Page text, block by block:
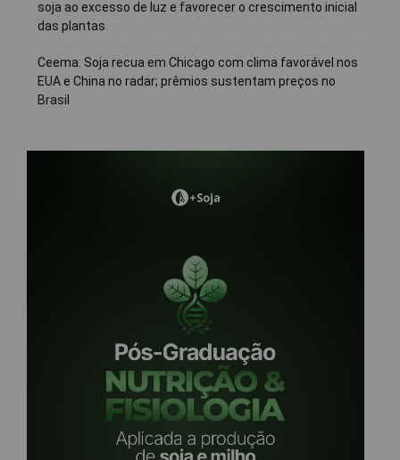
soja ao excesso de luz e favorecer o crescimento inicial
das plantas
Ceema: Soja recua em Chicago com clima favorável nos
EUA e China no radar; prêmios sustentam preços no
Brasil